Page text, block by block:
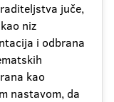
juče,
niz
i odbrana
kao
nastavom, da